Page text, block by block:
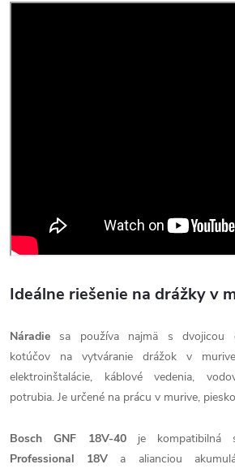
Ideálne riešenie na drážky v
Náradie sa používa najmä s dvojicou
kotúčov na vytváranie drážok v
elektroinštalácie, káblové vedenia,
potrubia. Je určené na prácu v murive,
Bosch GNF 18V-40je kompatibilná
Professional 18V a alianciou